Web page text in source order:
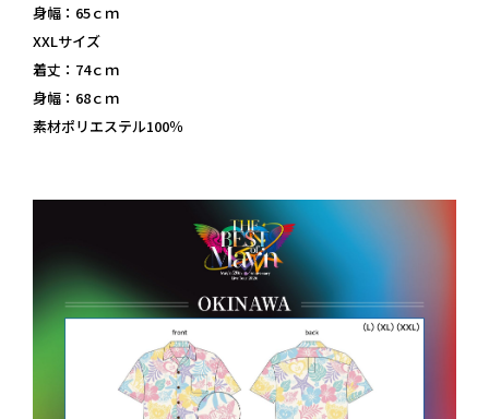
身幅：65ｃｍ
XXLサイズ
着丈：74ｃｍ
身幅：68ｃｍ
素材ポリエステル100％